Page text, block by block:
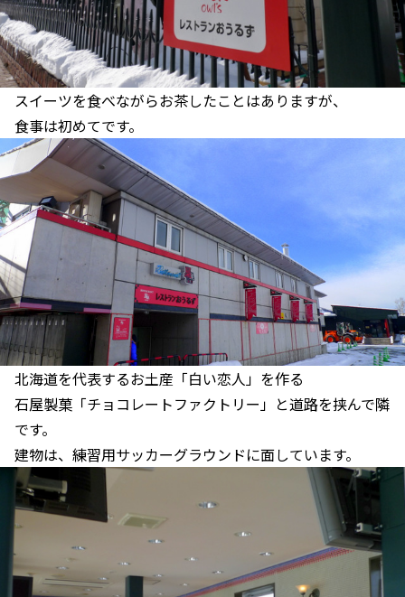
スイーツを食べながらお茶したことはありますが、
食事は初めてです。
北海道を代表するお土産「白い恋人」を作る
石屋製菓「チョコレートファクトリー」と道路を挟んで隣
です。
建物は、練習用サッカーグラウンドに面しています。